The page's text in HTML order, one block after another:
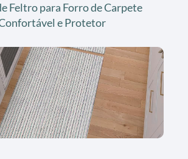
Feltro para Forro de Carpete
e Protetor